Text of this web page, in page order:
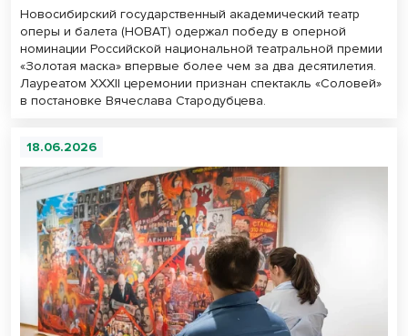
Новосибирский государственный академический театр
оперы и балета (НОВАТ) одержал победу в оперной
номинации Российской национальной театральной премии
«Золотая маска» впервые более чем за два десятилетия.
Лауреатом XXXII церемонии признан спектакль «Соловей»
в постановке Вячеслава Стародубцева.
18.06.2026